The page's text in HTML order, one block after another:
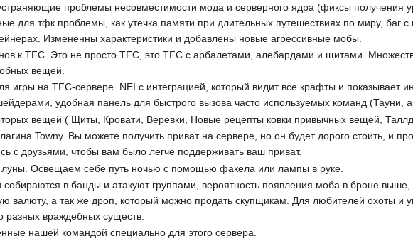
проблемы несовместимости мода и серверного ядра (фиксы получения
для тфк проблемы, как утечка памяти при длительных путешествиях по миру, баг с
Измененны характеристики и добавлены новые агрессивные мобы.
к TFC. Это не просто TFC, это TFC с арбалетами, алебардами и щитами.
вещей.
игры на TFC-сервере. NEI с интеграцией, который видит все крафты и показывает
удобная панель для быстрого вызова часто используемых команд (Тауни,
вещей ( Щиты, Кровати, Верёвки, Новые рецепты ковки привычных вещей,
Towny. Вы можете получить приват на сервере, но он будет дорого стоить, и
с друзьями, чтобы вам было легче поддерживать ваш приват.
Освещаем себе путь ночью с помощью факела или лампы в руке.
в банды и атакуют группами, вероятность появления моба в броне
валюту, а так же дроп, который можно продать скупщикам. Для любителей охоты
разных враждебных существ.
нашей командой специально для этого сервера.